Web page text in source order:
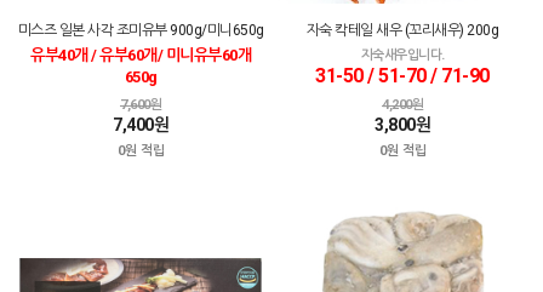
미스즈 일본 사각 조미유부 900g/미니650g
유부40개 / 유부60개/ 미니유부60개
650g
7,600원
7,400원
0원 적립
자숙 칵테일 새우 (꼬리새우) 200g
자숙새우입니다.
31-50 / 51-70 / 71-90
4,200원
3,800원
0원 적립